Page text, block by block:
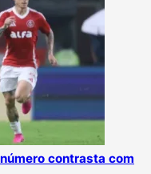
contrasta com